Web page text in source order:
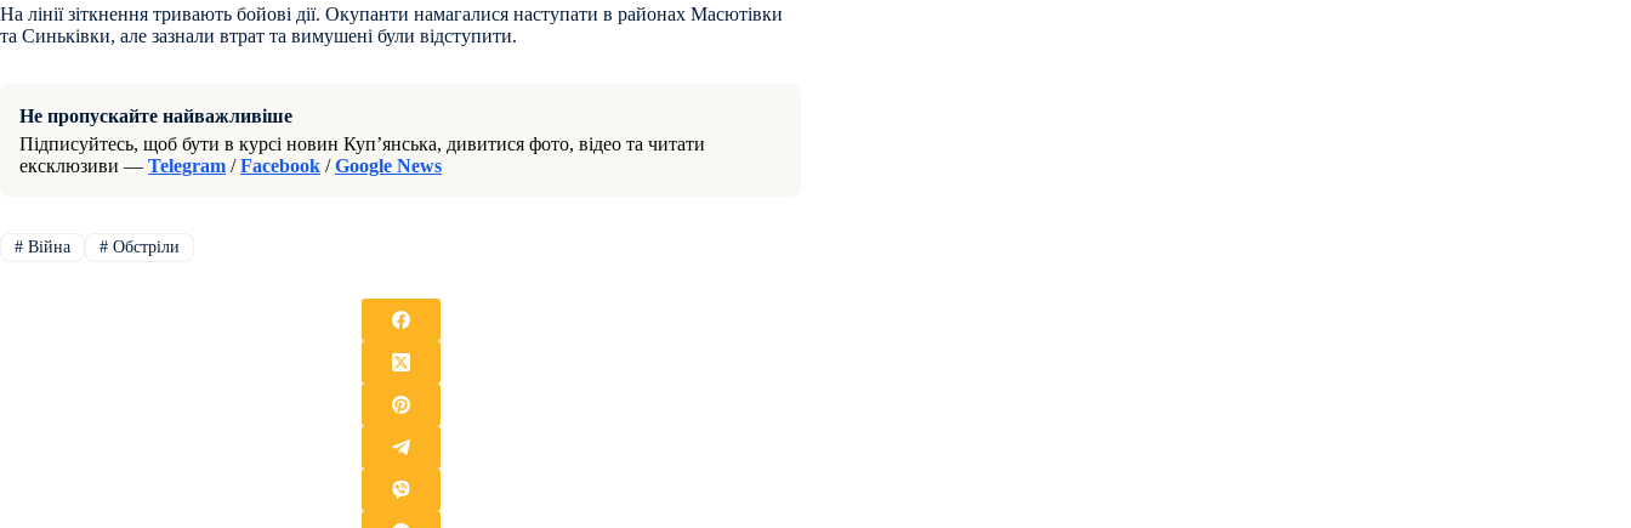
На лінії зіткнення тривають бойові дії. Окупанти намагалися наступати в районах Масютівки
та Синьківки, але зазнали втрат та вимушені були відступити.
Не пропускайте найважливіше
Підписуйтесь, щоб бути в курсі новин Куп’янська, дивитися фото, відео та читати
ексклюзиви — Telegram /Facebook /Google News
#Війна #Обстріли